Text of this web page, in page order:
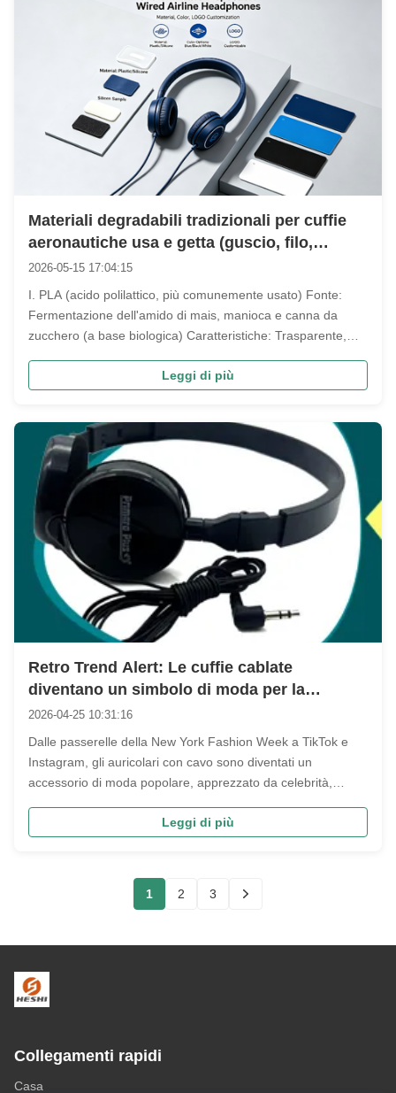
Materiali degradabili tradizionali per cuffie
aeronautiche usa e getta (guscio, filo,
auricolari, imballaggio)
2026-05-15 17:04:15
I. PLA (acido polilattico, più comunemente usato) Fonte:
Fermentazione dell'amido di mais, manioca e canna da
zucchero (a base biologica) Caratteristiche: Trasparente,
vicina al PP tradizionale Adatto per: Gusci di cuffie, involucri
Leggi di più
Retro Trend Alert: Le cuffie cablate
diventano un simbolo di moda per la
generazione Z in tutto il mondo
2026-04-25 10:31:16
Dalle passerelle della New York Fashion Week a TikTok e
Instagram, gli auricolari con cavo sono diventati un
accessorio di moda popolare, apprezzato da celebrità,
sentimento nostalgico, ma anche una ricerca di personalità,
Leggi di più
1 2 3
Collegamenti rapidi
Casa